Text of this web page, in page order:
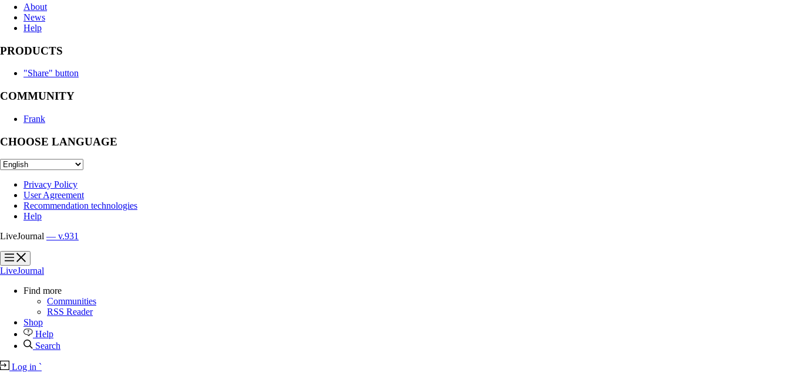
About
News
Help
PRODUCTS
"Share" button
COMMUNITY
Frank
CHOOSE LANGUAGE
Privacy Policy
User Agreement
Recommendation technologies
Help
LiveJournal — v.931
?
?
LiveJournal
Find more
Communities
RSS Reader
Shop
Help
Search
Log in `